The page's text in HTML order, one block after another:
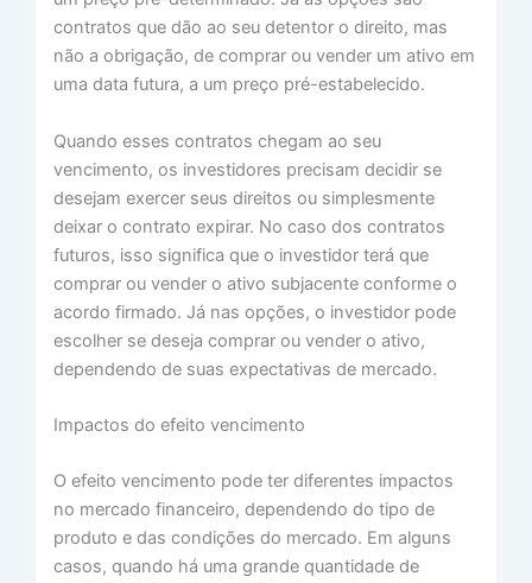
contratos que dão ao seu detentor o direito, mas
não a obrigação, de comprar ou vender um ativo em
uma data futura, a um preço pré-estabelecido.
Quando esses contratos chegam ao seu
vencimento, os investidores precisam decidir se
desejam exercer seus direitos ou simplesmente
deixar o contrato expirar. No caso dos contratos
futuros, isso significa que o investidor terá que
comprar ou vender o ativo subjacente conforme o
acordo firmado. Já nas opções, o investidor pode
escolher se deseja comprar ou vender o ativo,
dependendo de suas expectativas de mercado.
Impactos do efeito vencimento
O efeito vencimento pode ter diferentes impactos
no mercado financeiro, dependendo do tipo de
produto e das condições do mercado. Em alguns
casos, quando há uma grande quantidade de